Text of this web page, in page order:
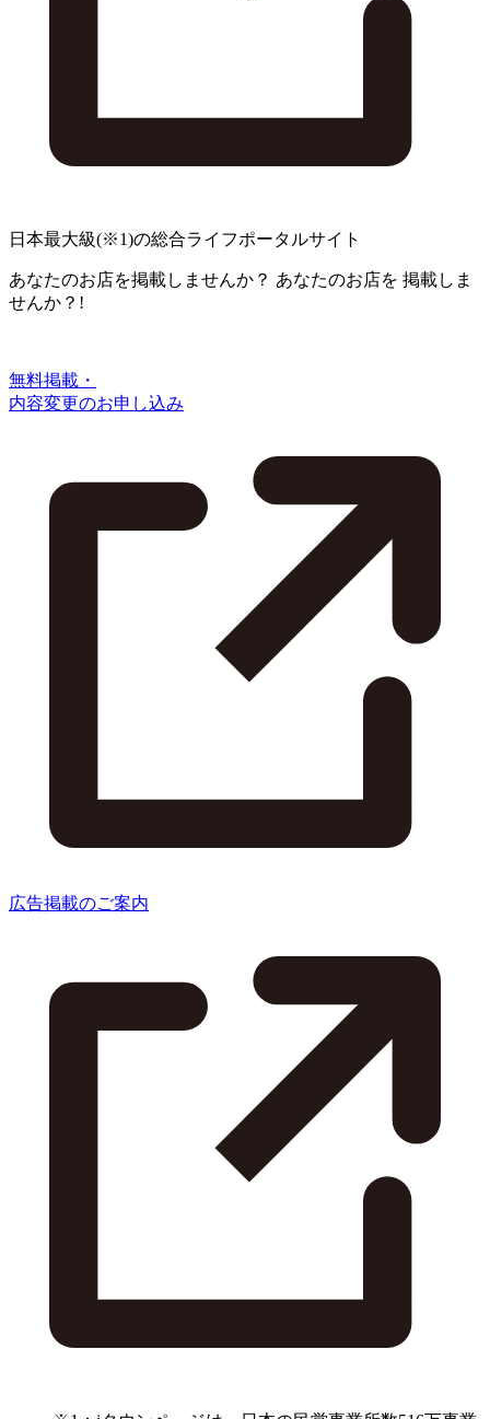
日本最大級(※1)の総合ライフポータルサイト
あなたのお店を掲載しませんか？ あなたのお店を 掲載しま
せんか？!
無料掲載・
内容変更のお申し込み
広告掲載のご案内